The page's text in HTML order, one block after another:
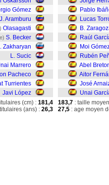
Gómez
J. Aramburu
Olasagasti
S. Becker
Zakharyan
L. Sucic
Marrero
Pacheco
Turrientes
Javi López
Pablo
Lucas
B.
Raúl
Moi
Rubén
Abel
Aitor
José
Unai
(cm) : 181,4
(ans) : 26,3
183,7 : taille
27,5 : age moyen